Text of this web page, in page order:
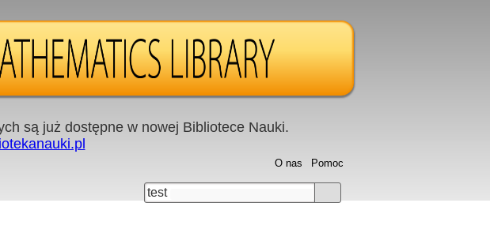
są już dostępne w nowej Bibliotece Nauki.
Pomoc
O nas
test